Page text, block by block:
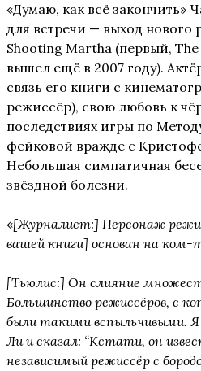
«Думаю, как всё закончить»
для встречи — выход нового
Shooting Martha (первый,
вышел ещё в 2007 году).
связь его книги с
режиссёр), свою любовь к
последствиях игры по
фейковой вражде с
Небольшая симпатичная
звёздной болезни.
«[Журналист:] Персонаж
вашей книги] основан на
[Тьюлис:] Он слияние
Большинство режиссёров, с
были такими вспыльчивыми.
Ли и сказал: “Кстати, он
независимый режиссёр с